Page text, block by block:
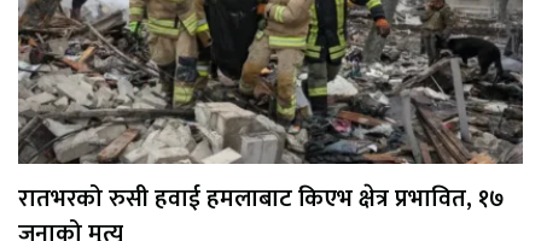
रातभरको रुसी हवाई हमलाबाट किएभ क्षेत्र प्रभावित, १७